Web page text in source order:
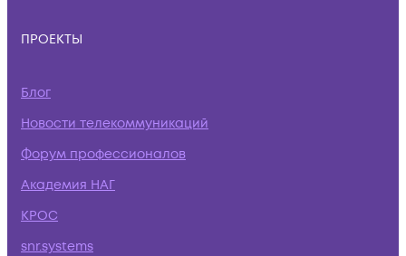
ПРОЕКТЫ
Блог
Новости телекоммуникаций
Форум профессионалов
Академия НАГ
КРОС
snr.systems